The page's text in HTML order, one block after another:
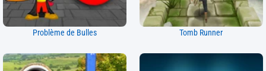
Problème de Bulles Tomb Runner